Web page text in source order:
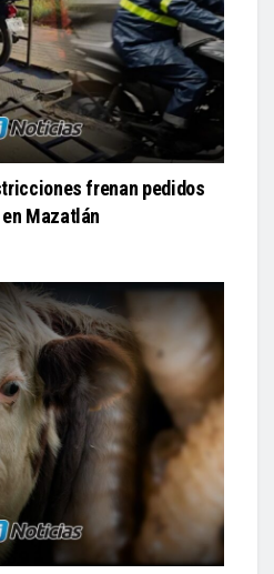
frenan pedidos
Mazatlán